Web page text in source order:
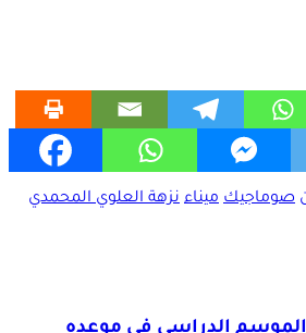
صوماجيك ميناء نزهة العلوي المحمدي